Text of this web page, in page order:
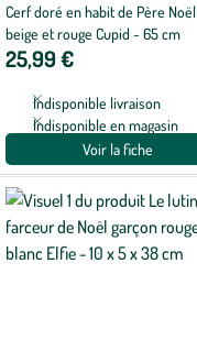
Cerf doré en habit de Père Noël
beige et rouge Cupid - 65 cm
25,99 €
Indisponible livraison
Indisponible en magasin
Voir la fiche